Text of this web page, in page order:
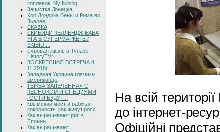
поплавок. My fishing
Зачистка Донецка
Хор Лондона Вены и Рима во
Львове
СКАЗКА
СКИБИДИ ЧЕЛЛЕНДЖ БАБА
ЯГА В СУПЕРМАРКЕТЕ /
SKIBIDI...
Суровая жизнь в Тундре
HistoryTVr
ВОСКРЕСНАЯ ВСТРЕЧА 4
11 2018г
Западная Украина глазами
американца
ТЫКВА ЗАПЕЧЁННАЯ С
ЧЕСНОКОМ И СПЕЦИЯМИ
ГОСТИ БУДУТ...
Крымский мост и рабская
покорность: как живут росс...
Как выращивают рис в
Японии
Как выращивают
На всій
до інтернет-
Офіційні